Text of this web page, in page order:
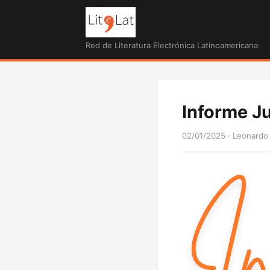
Red de Literatura Electrónica Latinoamericana
Informe
02/01/2025 ·